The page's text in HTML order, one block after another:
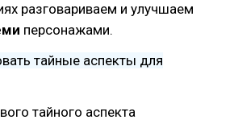
разговариваем и улучшаем
персонажами.
тайные аспекты для
тайного аспекта